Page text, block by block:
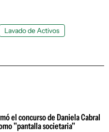
Lavado de Activos
el concurso de Daniela Cabral
"pantalla societaria"